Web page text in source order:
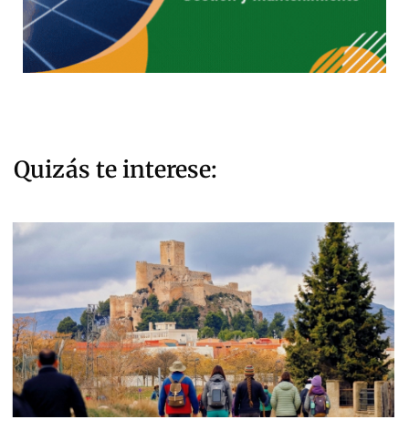
Quizás te interese: